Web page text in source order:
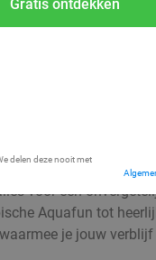
Gratis ontdekken
delen deze nooit met
voor een
Aquafun tot
je jouw